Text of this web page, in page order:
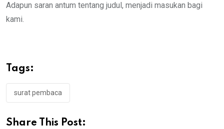
Adapun saran antum tentang judul, menjadi masukan bagi
kami.
Tags:
surat pembaca
Share This Post: